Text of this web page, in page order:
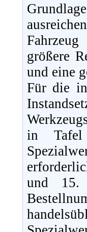
größere
und eine
Für die in
in Tafel
und 15.